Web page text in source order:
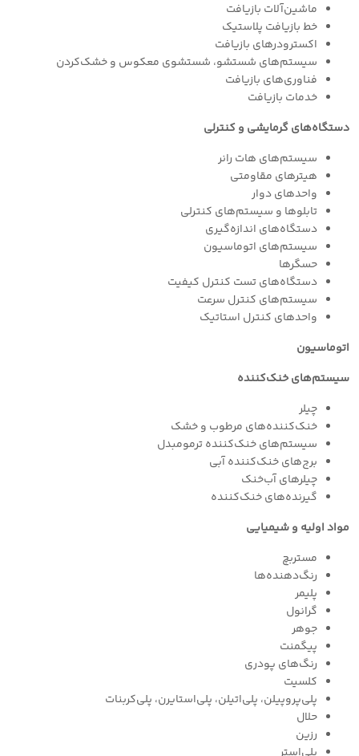
ماشین‌آلات بازیافت
خط بازیافت پلاستیک
اکسترودرهای بازیافت
سیستم‌های شستشو، شستشوی معکوس و خشک‌کردن
فناوری‌های بازیافت
خدمات بازیافت
دستگاه‌های گرمایشی و کنترلی
سیستم‌های هات رانر
هیترهای مقاومتی
واحدهای دوار
تابلوها و سیستم‌های کنترلی
دستگاه‌های اندازه‌گیری
سیستم‌های اتوماسیون
حسگرها
دستگاه‌های تست کنترل کیفیت
سیستم‌های کنترل سرعت
واحدهای کنترل استاتیک
اتوماسیون
سیستم‌های خنک‌کننده
چیلر
خنک‌کننده‌های مرطوب و خشک
سیستم‌های خنک‌کننده ترمومبدل
برج‌های خنک‌کننده آبی
چیلرهای آب‌خنک
گیرنده‌های خنک‌کننده
مواد اولیه و شیمیایی
مستربچ
رنگ‌دهنده‌ها
پلیمر
گرانول
جوهر
پیگمنت
رنگ‌های پودری
کلسیت
پلی‌پروپیلن، پلی‌اتیلن، پلی‌استایرن، پلی‌کربنات
حلال
رزین